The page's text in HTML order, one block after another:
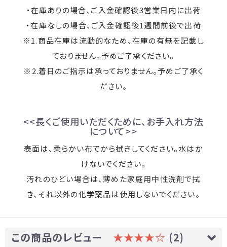
・在庫ありの場合、ご入金確認後3営業日内に出荷
・在庫なしの場合、ご入金確認後1週間前後で出荷
※1.商品在庫は流動的なため、在庫の有無を記載し
ておりません。予めご了承ください。
※2.着日のご指示は承っておりません。予めご了承く
ださい。
<<長くご使用いただくために、お手入れ方法
について>>
表面は、柔らかい布でから拭きしてください。水はか
けないでください。
汚れのひどい場合は、薄めた家庭用中性洗剤で拭
き、それ以外の化学薬品は使用しないでください。
この商品のレビュー ★★★★☆ (2)